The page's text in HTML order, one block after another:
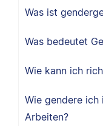
Was ist
Was bedeutet
Wie kann ich
Wie gendere ich
Arbeiten?